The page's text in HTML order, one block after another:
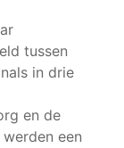
tussen
in drie
en de
een